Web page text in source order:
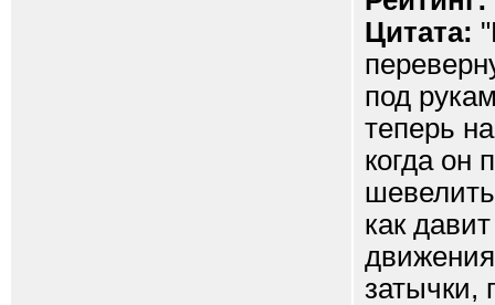
Цитата:
под
теперь
когда он
как
затычки,